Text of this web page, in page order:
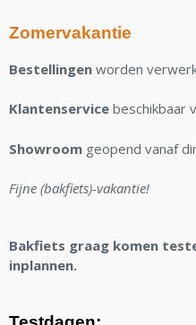
Zomervakantie
Bestellingen worden
Klantenservice beschikbaar
Showroom geopend vanaf
Fijne (bakfiets)-vakantie!
Bakfiets graag komen
inplannen.